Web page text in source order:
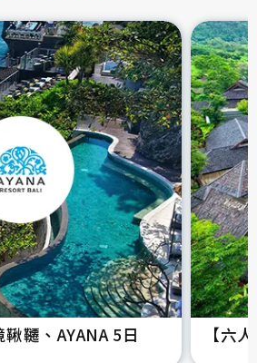
鞦韆、AYANA 5日 【六